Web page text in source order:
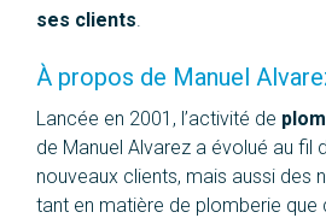
ses clients
À propos de Manuel
Lancée en 2001, l’activité de
de Manuel Alvarez a évolué au fil
nouveaux clients, mais aussi des
tant en matière de plomberie que